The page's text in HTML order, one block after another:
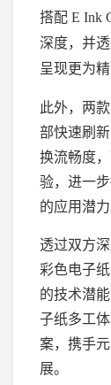
搭配 E Ink
深度，并
呈现更为精
此外，两
部快速刷
换流畅度
验，进一
的应用潜力
透过双方
彩色电子
的技术潜
子纸多工
案，携手
展。